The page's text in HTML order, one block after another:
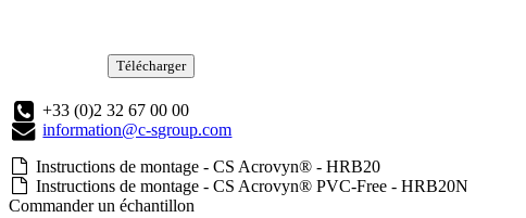
Télécharger
+33 (0)2 32 67 00 00
information@c-sgroup.com
Instructions de montage - CS Acrovyn® - HRB20
Instructions de montage - CS Acrovyn® PVC-Free - HRB20N
Commander un échantillon